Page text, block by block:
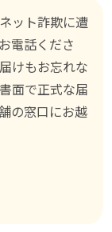
ット詐欺に遭
電話くださ
けもお忘れな
面で正式な届
の窓口にお越